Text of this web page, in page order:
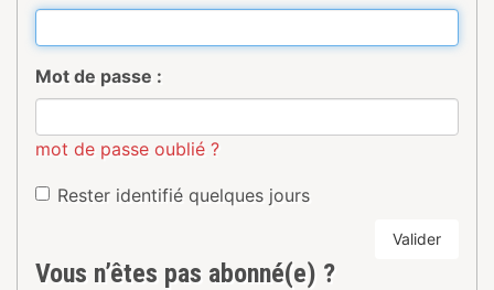
Mot de passe :
mot de passe oublié ?
Rester identifié quelques jours
Valider
Vous n’êtes pas abonné(e) ?